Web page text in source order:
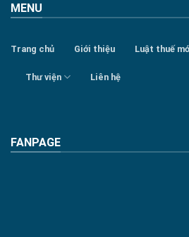
MENU
Trang chủ Giới thiệu Luật thuế
Thư viện Liên hệ
FANPAGE